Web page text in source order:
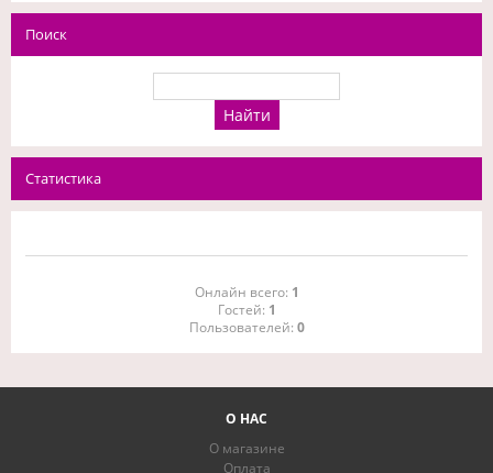
Поиск
Статистика
Онлайн всего: 1
Гостей: 1
Пользователей: 0
О НАС
О магазине
Оплата